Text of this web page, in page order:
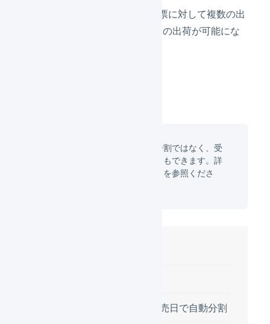
そうすることで、1つの受注伝票に対して複数の出
荷伝票に分割し、出荷伝票ごとの出荷が可能にな
受注取込時の出荷伝票の自動分割ではなく、受
注取込後に手動で分割することもできます。詳
」を参照くださ
商品マスタの発売日で自動分割